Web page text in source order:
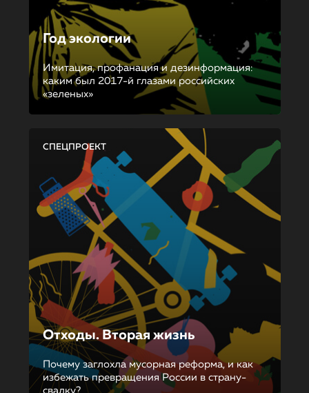
Год экологии
Имитация, профанация и дезинформация:
каким был 2017-й глазами российских
«зеленых»
СПЕЦПРОЕКТ
Отходы. Вторая жизнь
Почему заглохла мусорная реформа, и как
избежать превращения России в страну-
свалку?